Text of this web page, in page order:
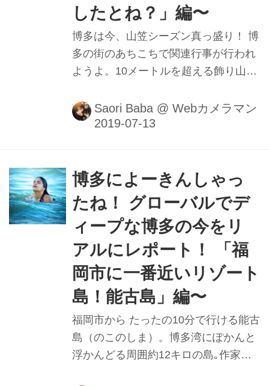
したとね？」編〜
博多は今、山笠シーズン真っ盛り！ 博
多の街のあちこちで関連行事が行われ
ようよ。10メートルを超える飾り山も
られると。櫛田神社は「お櫛田さん」
の愛称で親しまれとる博多の総鎮守。
よ〜。■撮影＆レポート：馬場さおり
Saori Baba @ Webカメラマン
博多によーきんしゃっ
たね！ グローバルでデ
ィープな博多の今をリ
アルにレポート！ 「福
岡市に一番近いリゾート
島！能古島」編〜
福岡市から たったの10分で行ける能古
島（のこのしま）。博多湾にぽかんと
浮かんどる周囲約12キロの島｡作家の